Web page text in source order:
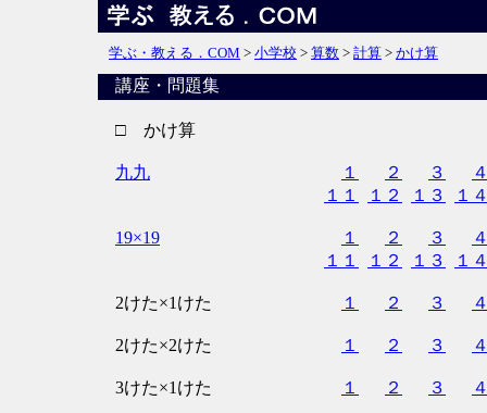
学ぶ・教える．COM > 小学校 > 算数 > 計算 > かけ算
講座・問題集
□ かけ算
九九 １ ２ ３
１１
１２ １３ １
19×19 １ ２ ３
１１
１２ １３ １
2けた×1けた １ ２ ３
2けた×2けた １ ２ ３
3けた×1けた １ ２ ３